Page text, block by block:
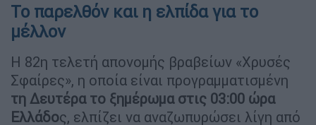
Το παρελθόν και η ελπίδα για το
μέλλον
Η 82η τελετή απονομής βραβείων «Χρυσές
Σφαίρες», η οποία είναι προγραμματισμένη
τη Δευτέρα το ξημέρωμα στις 03:00 ώρα
Ελλάδος, ελπίζει να αναζωπυρώσει λίγη από